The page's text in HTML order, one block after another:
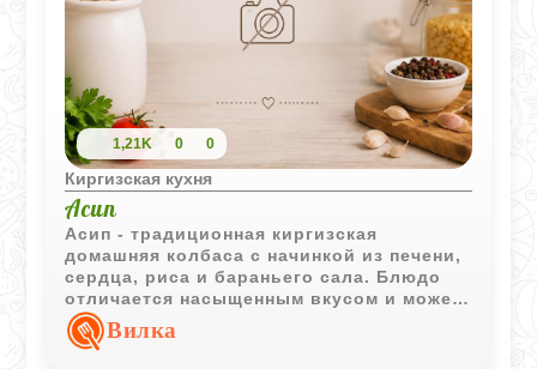
1,21K 0 0
Киргизская кухня
Асип
Асип - традиционная киргизская
домашняя колбаса с начинкой из печени,
сердца, риса и бараньего сала. Блюдо
отличается насыщенным вкусом и может
подаваться как горячим, так и полностью
охлажденным.
Вилка